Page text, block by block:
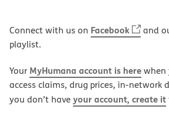
Connect with us on Facebook and
playlist.
Your MyHumana account is herewhen
access claims, drug prices, in-network
you don’t haveyour account, create it